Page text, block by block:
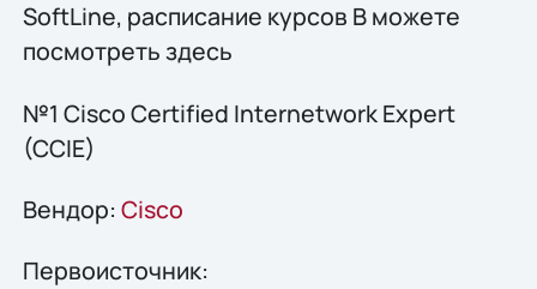
SoftLine, расписание курсов В можете
посмотреть здесь
№1 Cisco Certified Internetwork Expert
(CCIE)
Вендор: Cisco
Первоисточник: